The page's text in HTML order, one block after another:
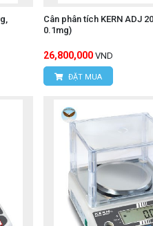
Cân phân tích KERN ADJ
0.1mg)
26,800,000 VND
ĐẶT MUA